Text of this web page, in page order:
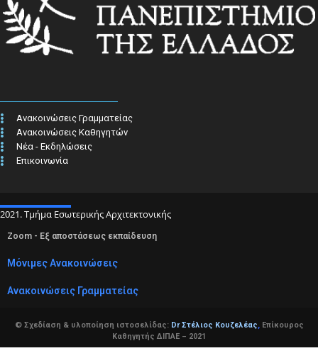
Ανακοινώσεις Γραμματείας
Ανακοινώσεις Καθηγητών
Νέα - Εκδηλώσεις
Επικοινωνία
2021. Τμήμα Εσωτερικής Αρχιτεκτονικής
Zoom - Εξ αποστάσεως εκπαίδευση
Μόνιμες Ανακοινώσεις
Ανακοινώσεις Γραμματείας
© Σχεδίαση & υλοποίηση ιστοσελίδας: Dr Στέλιος Κουζελέας,Επίκουρος
Καθηγητής ΔΙΠΑΕ – 2021